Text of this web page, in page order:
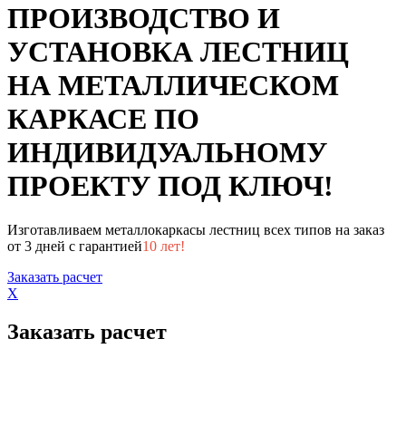
ПРОИЗВОДСТВО И
УСТАНОВКА ЛЕСТНИЦ
НА МЕТАЛЛИЧЕСКОМ
КАРКАСЕ ПО
ИНДИВИДУАЛЬНОМУ
ПРОЕКТУ ПОД КЛЮЧ!
Изготавливаем металлокаркасы лестниц всех типов на заказ
от 3 дней с гарантией10 лет!
Заказать расчет
X
Заказать расчет